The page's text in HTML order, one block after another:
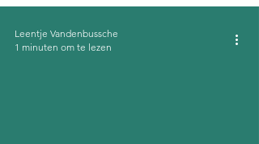
Leentje Vandenbussche
1 minuten om te lezen